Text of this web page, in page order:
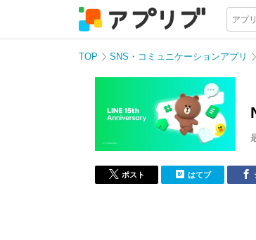
TOP SNS・コミュニケーションアプリ
ポスト はてブ